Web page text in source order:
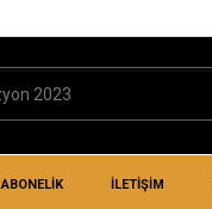
ABONELİK İLETIŞIM